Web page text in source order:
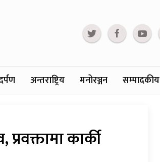
अन्तराष्ट्रिय मनोरञ्जन सम्पादकीय
कार्की